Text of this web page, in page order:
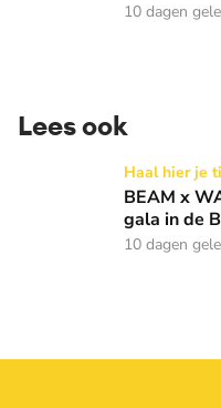
10 dagen
Lees ook
BEAM x WAY: Kom
Haal hier je
BEAM x
gala in de
10 dagen